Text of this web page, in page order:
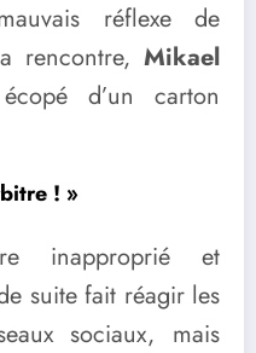
réflexe de
rencontre, Mikael
d’un carton
! »
inapproprié et
suite fait réagir les
sociaux, mais